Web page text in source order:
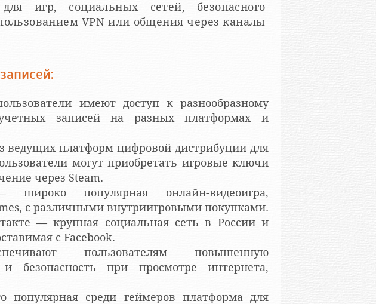
игр, социальных сетей, безопасного
VPN или общения через каналы
имеют доступ к разнообразному
записей на разных платформах и
ведущих платформ цифровой дистрибуции для
могут приобретать игровые ключи
через Steam.
популярная онлайн-видеоигра,
с различными внутриигровыми покупками.
— крупная социальная сеть в России и
с Facebook.
пользователям повышенную
и безопасность при просмотре интернета,
популярная среди геймеров платформа для